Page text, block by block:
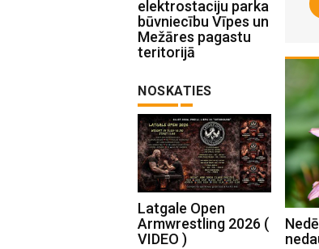
elektrostaciju parka
būvniecību Vīpes un
Mežāres pagastu
teritorijā
NOSKATIES
Latgale Open
Armwrestling 2026 (
VIDEO )
No piektdienas kļūs vēsāks